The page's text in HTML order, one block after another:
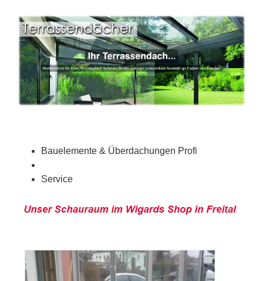
Bauelemente & Überdachungen Profi
Service